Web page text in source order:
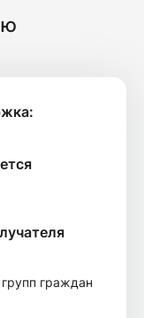
граждан